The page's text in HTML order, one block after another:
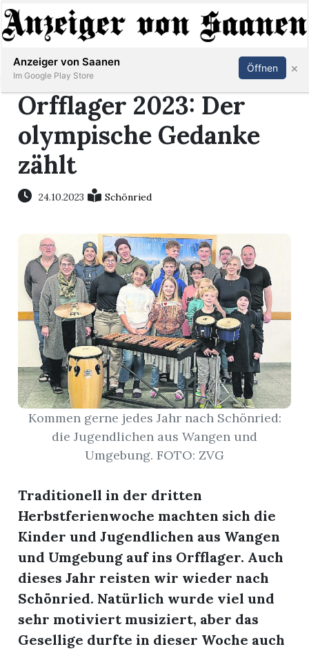
Events
Abonnieren Anmelden
Orfflager 2023: Der
olympische Gedanke
zählt
24.10.2023 Schönried
Kommen gerne jedes Jahr nach Schönried:
die Jugendlichen aus Wangen und
Umgebung. FOTO: ZVG
Traditionell in der dritten
Herbstferienwoche machten sich die
Kinder und Jugendlichen aus Wangen
und Umgebung auf ins Orfflager. Auch
dieses Jahr reisten wir wieder nach
Schönried. Natürlich wurde viel und
sehr motiviert musiziert, aber das
Gesellige durfte in dieser Woche auch
Anzeiger von Saanen
Im Google Play Store
Öffnen ×